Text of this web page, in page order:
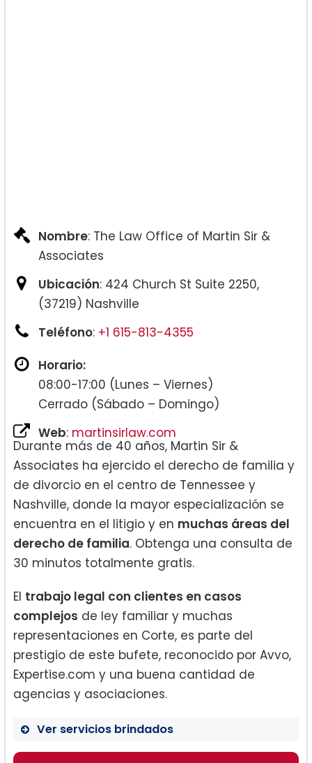
Nombre: The Law Office of Martin Sir &
Associates
Ubicación: 424 Church St Suite 2250,
(37219) Nashville
Teléfono: +1 615-813-4355
Horario:
08:00-17:00 (Lunes – Viernes)
Cerrado (Sábado – Domingo)
Web: martinsirlaw.com
Durante más de 40 años, Martin Sir &
Associates ha ejercido el derecho de familia y
de divorcio en el centro de Tennessee y
Nashville, donde la mayor especialización se
encuentra en el litigio y en muchas áreas del
derecho de familia. Obtenga una consulta de
30 minutos totalmente gratis.
El trabajo legal con clientes en casos
complejos de ley familiar y muchas
representaciones en Corte, es parte del
prestigio de este bufete, reconocido por Avvo,
Expertise.com y una buena cantidad de
agencias y asociaciones.
Ver servicios brindados